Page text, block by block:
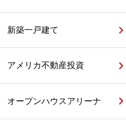
新築一戸建て
アメリカ不動産投資
オープンハウスアリーナ